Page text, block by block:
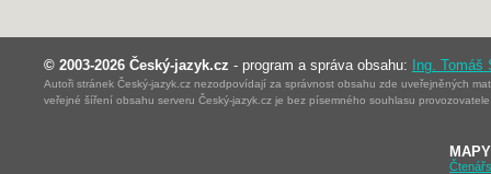
© 2003-2026 Český-jazyk.cz - program a správa obsahu: Ing. Tomáš
Autoři stránek Český-jazyk.cz nezodpovídají za správnost obsahu zde uveřejněných
veřejné šíření obsahu serveru Český-jazyk.cz je bez písemného souhlasu